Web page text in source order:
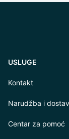
USLUGE
Kontakt
Narudžba i
Centar za pomoć